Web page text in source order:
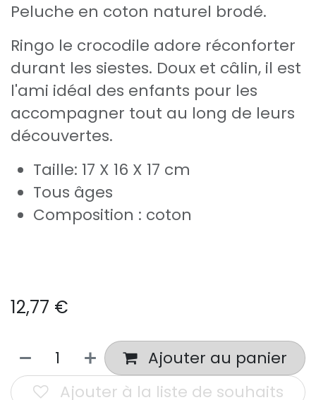
Peluche en coton naturel brodé.
Ringo le crocodile adore réconforter
durant les siestes. Doux et câlin, il est
l'ami idéal des enfants pour les
accompagner tout au long de leurs
découvertes.
Taille: 17 X 16 X 17 cm
Tous âges
Composition : coton
12,77 €
Ajouter au panier
Ajouter à la liste de souhaits